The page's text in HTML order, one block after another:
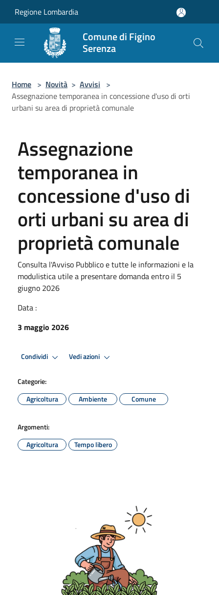
Regione Lombardia
Comune di Figino
Serenza
Home > Novità > Avvisi >
Assegnazione temporanea in concessione d'uso di orti
urbani su area di proprietà comunale
Assegnazione
temporanea in
concessione d'uso di
orti urbani su area di
proprietà comunale
Consulta l'Avviso Pubblico e tutte le informazioni e la
modulistica utile a presentare domanda entro il 5
giugno 2026
Data :
3 maggio 2026
Condividi Vedi azioni
Categorie:
Agricoltura
Ambiente Comune
Argomenti:
Agricoltura
Tempo libero